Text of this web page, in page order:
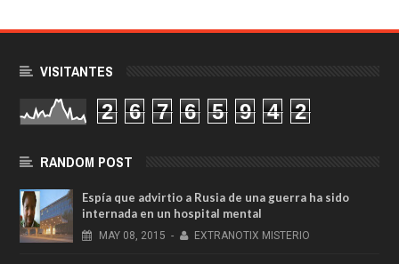
VISITANTES
2 6 7 6 5 9 4 2
RANDOM POST
Espía que advirtio a Rusia de una guerra ha sido
internada en un hospital mental
MAY 08, 2015 - EXTRANOTIX MISTERIO